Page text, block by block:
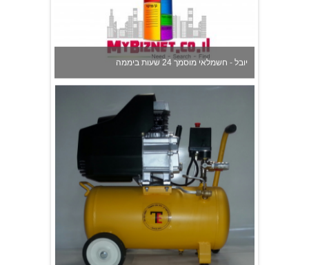
יובל - חשמלאי מוסמך 24 שעות ביממה